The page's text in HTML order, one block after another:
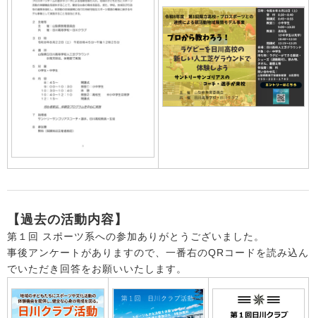
【過去の活動内容】
第１回 スポーツ系への参加ありがとうございました。
事後アンケートがありますので、一番右のQRコードを読み込ん
でいただき回答をお願いいたします。